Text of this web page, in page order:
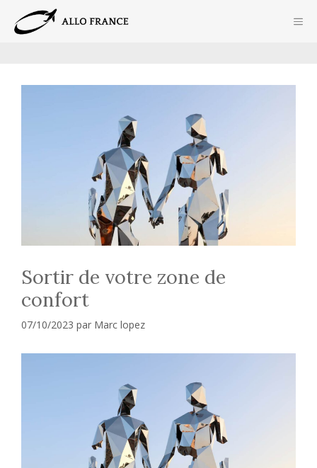
contenu
Sortir de votre zone de
confort
07/10/2023 par Marc lopez